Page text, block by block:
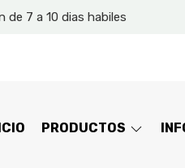
de 7 a 10 dias habiles
PRODUCTOS